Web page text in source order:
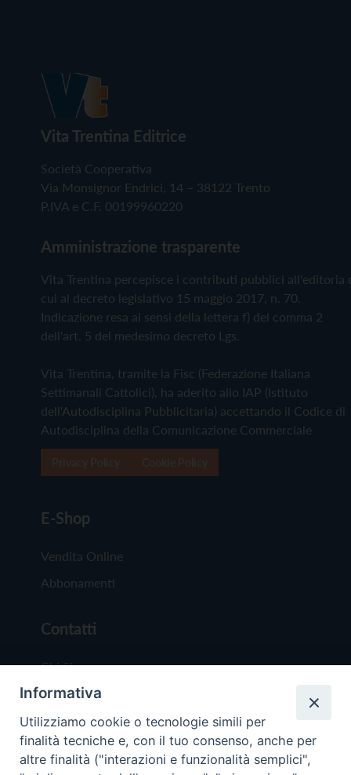
Vita Trentina Editrice
Società Cooperativa
Via Monsignor Endrici, 14 – 38122 Trento
P.IVA e C.F. 00199960220
Amministrazione trasparente
Vita Trentina percepisce i contributi pubblici all'editoria
cui al decreto legislativo 15 maggio 2017, n. 70.
Indicazione resa ai sensi della lettera f) del comma 2
dell'art. 5 del medesimo decreto Lgs.
Vita Trentina, tramite la Fisc (Federazione Italiana
Settimanali Cattolici), ha aderito allo IAP (Istituto
dell'Autodisciplina Pubblicitaria) accettando il Codice di
Autodisciplina della Comunicazione Commerciale
E-Shop
Vendita Online
Abbonamenti
Contatti
Chi Siamo
Redazione
Scrivici
Informativa
Utilizziamo cookie o tecnologie simili per
finalità tecniche e, con il tuo consenso, anche per
altre finalità ("interazioni e funzionalità semplici",